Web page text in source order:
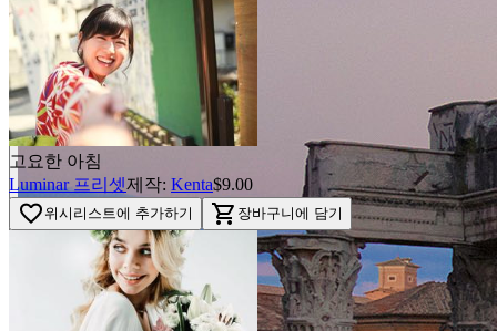
고요한 아침
Luminar 프리셋제작: Kenta$9.00
favorite_border 위시리스트에 추가하기 shopping_cart 장바구니에 담기